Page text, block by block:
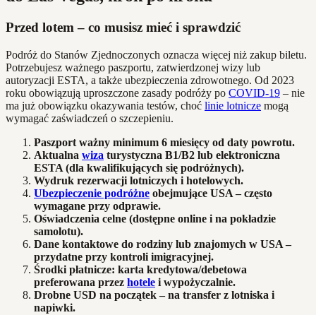
Przed lotem – co musisz mieć i sprawdzić
Podróż do Stanów Zjednoczonych oznacza więcej niż zakup biletu.
Potrzebujesz ważnego paszportu, zatwierdzonej wizy lub
autoryzacji ESTA, a także ubezpieczenia zdrowotnego. Od 2023
roku obowiązują uproszczone zasady podróży po COVID-19 – nie
ma już obowiązku okazywania testów, choć linie lotnicze mogą
wymagać zaświadczeń o szczepieniu.
Paszport ważny minimum 6 miesięcy od daty powrotu.
Aktualna wiza turystyczna B1/B2 lub elektroniczna
ESTA (dla kwalifikujących się podróżnych).
Wydruk rezerwacji lotniczych i hotelowych.
Ubezpieczenie podróżne obejmujące USA – często
wymagane przy odprawie.
Oświadczenia celne (dostępne online i na pokładzie
samolotu).
Dane kontaktowe do rodziny lub znajomych w USA –
przydatne przy kontroli imigracyjnej.
Środki płatnicze: karta kredytowa/debetowa
preferowana przez hotele i wypożyczalnie.
Drobne USD na początek – na transfer z lotniska i
napiwki.